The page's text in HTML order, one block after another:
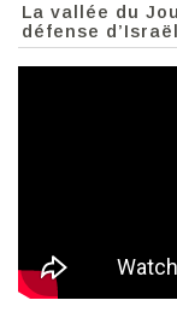
La vallée du
défense d’Israël